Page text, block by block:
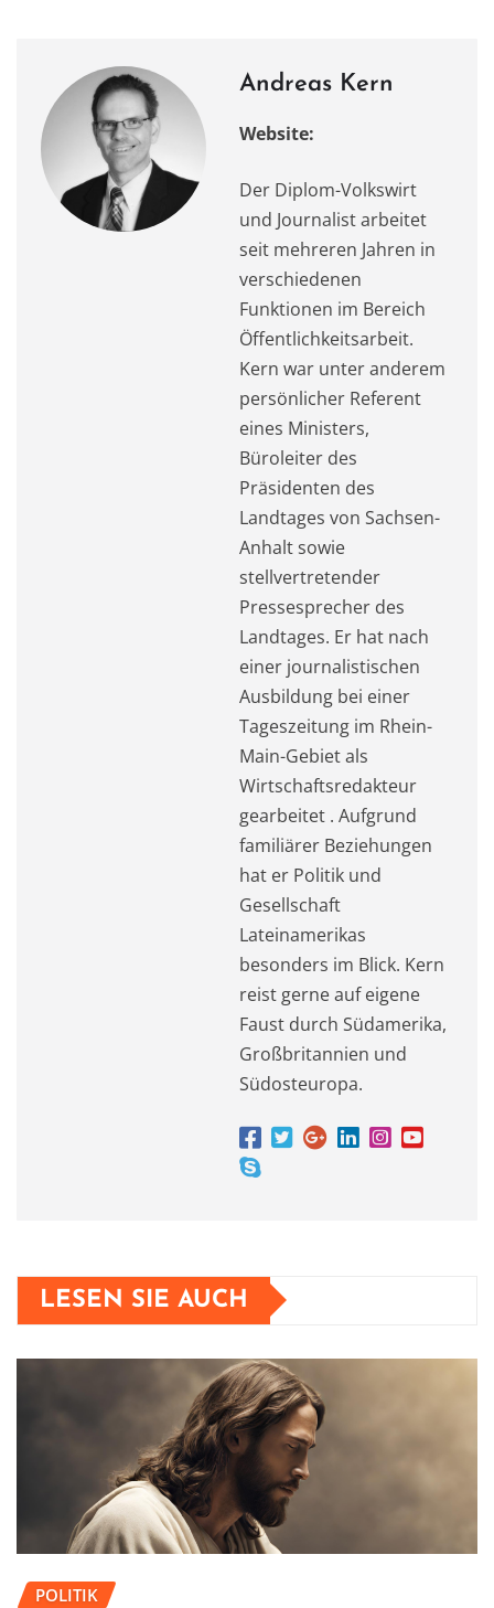
Andreas Kern
Website:
Der Diplom-Volkswirt
und Journalist arbeitet
seit mehreren Jahren in
verschiedenen
Funktionen im Bereich
Öffentlichkeitsarbeit.
Kern war unter anderem
persönlicher Referent
eines Ministers,
Büroleiter des
Präsidenten des
Landtages von Sachsen-
Anhalt sowie
stellvertretender
Pressesprecher des
Landtages. Er hat nach
einer journalistischen
Ausbildung bei einer
Tageszeitung im Rhein-
Main-Gebiet als
Wirtschaftsredakteur
gearbeitet . Aufgrund
familiärer Beziehungen
hat er Politik und
Gesellschaft
Lateinamerikas
besonders im Blick. Kern
reist gerne auf eigene
Faust durch Südamerika,
Großbritannien und
Südosteuropa.
LESEN SIE AUCH
POLITIK